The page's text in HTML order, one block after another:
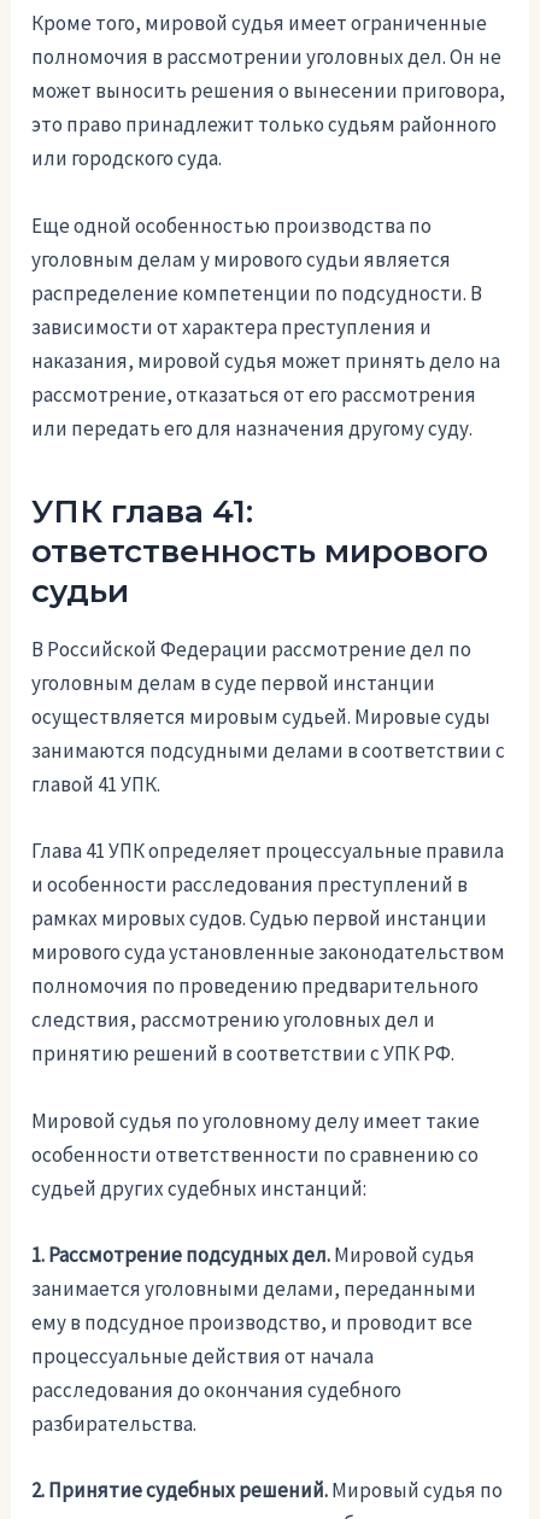
Кроме того, мировой судья имеет ограниченные
полномочия в рассмотрении уголовных дел. Он не
может выносить решения о вынесении приговора,
это право принадлежит только судьям районного
или городского суда.
Еще одной особенностью производства по
уголовным делам у мирового судьи является
распределение компетенции по подсудности. В
зависимости от характера преступления и
наказания, мировой судья может принять дело на
рассмотрение, отказаться от его рассмотрения
или передать его для назначения другому суду.
УПК глава 41:
ответственность мирового
судьи
В Российской Федерации рассмотрение дел по
уголовным делам в суде первой инстанции
осуществляется мировым судьей. Мировые суды
занимаются подсудными делами в соответствии с
главой 41 УПК.
Глава 41 УПК определяет процессуальные правила
и особенности расследования преступлений в
рамках мировых судов. Судью первой инстанции
мирового суда установленные законодательством
полномочия по проведению предварительного
следствия, рассмотрению уголовных дел и
принятию решений в соответствии с УПК РФ.
Мировой судья по уголовному делу имеет такие
особенности ответственности по сравнению со
судьей других судебных инстанций:
1. Рассмотрение подсудных дел.Мировой судья
занимается уголовными делами, переданными
ему в подсудное производство, и проводит все
процессуальные действия от начала
расследования до окончания судебного
разбирательства.
2. Принятие судебных решений.Мировый судья по